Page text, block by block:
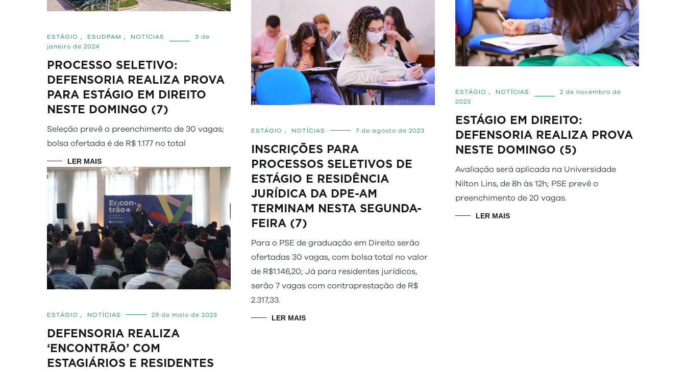
ESTÁGIO , ESUDPAM , NOTÍCIAS
3 de
janeiro de 2024
PROCESSO SELETIVO:
DEFENSORIA REALIZA PROVA
PARA ESTÁGIO EM DIREITO
NESTE DOMINGO (7)
Seleção prevê o preenchimento de 30 vagas;
bolsa ofertada é de R$ 1.177 no total
LER MAIS
ESTÁGIO , NOTÍCIAS
2 de novembro de
2023
ESTÁGIO EM DIREITO:
DEFENSORIA REALIZA PROVA
NESTE DOMINGO (5)
Avaliação será aplicada na Universidade
Nilton Lins, de 8h às 12h; PSE prevê o
preenchimento de 20 vagas.
LER MAIS
ESTÁGIO , NOTÍCIAS 7 de agosto de 2023
INSCRIÇÕES PARA
PROCESSOS SELETIVOS DE
ESTÁGIO E RESIDÊNCIA
JURÍDICA DA DPE-AM
TERMINAM NESTA SEGUNDA-
FEIRA (7)
Para o PSE de graduação em Direito serão
ofertadas 30 vagas, com bolsa total no valor
de R$1.146,20; Já para residentes jurídicos,
serão 7 vagas com contraprestação de R$
2.317,33.
LER MAIS
ESTÁGIO , NOTÍCIAS 29 de maio de 2023
DEFENSORIA REALIZA
‘ENCONTRÃO’ COM
ESTAGIÁRIOS E RESIDENTES